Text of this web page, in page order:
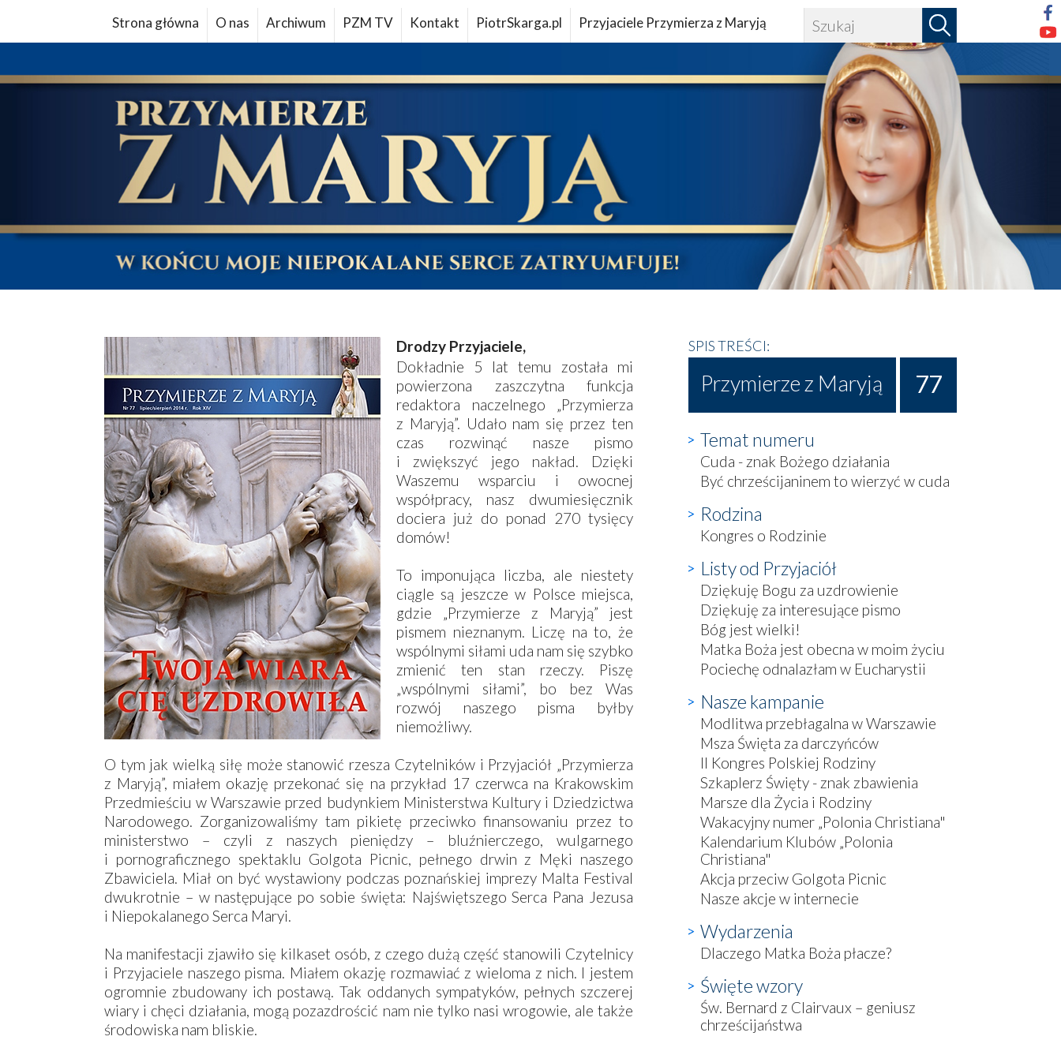
Strona główna O nas Archiwum PZM TV Kontakt PiotrSkarga.pl Przyjaciele Przymierza z Maryją
Drodzy Przyjaciele,
Dokładnie 5 lat temu została mi
powierzona zaszczytna funkcja
redaktora naczelnego „Przymierza
z Maryją”. Udało nam się przez ten
czas rozwinąć nasze pismo
i zwiększyć jego nakład. Dzięki
Waszemu wsparciu i owocnej
współpracy, nasz dwumiesięcznik
dociera już do ponad 270 tysięcy
domów!
To imponująca liczba, ale niestety
ciągle są jeszcze w Polsce miejsca,
gdzie „Przymierze z Maryją” jest
pismem nieznanym. Liczę na to, że
wspólnymi siłami uda nam się szybko
zmienić ten stan rzeczy. Piszę
„wspólnymi siłami”, bo bez Was
rozwój naszego pisma byłby
niemożliwy.
O tym jak wielką siłę może stanowić rzesza Czytelników i Przyjaciół „Przymierza
z Maryją”, miałem okazję przekonać się na przykład 17 czerwca na Krakowskim
Przedmieściu w Warszawie przed budynkiem Ministerstwa Kultury i Dziedzictwa
Narodowego. Zorganizowaliśmy tam pikietę przeciwko finansowaniu przez to
ministerstwo – czyli z naszych pieniędzy – bluźnierczego, wulgarnego
i pornograficznego spektaklu Golgota Picnic, pełnego drwin z Męki naszego
Zbawiciela. Miał on być wystawiony podczas poznańskiej imprezy Malta Festival
dwukrotnie – w następujące po sobie święta: Najświętszego Serca Pana Jezusa
i Niepokalanego Serca Maryi.
Na manifestacji zjawiło się kilkaset osób, z czego dużą część stanowili Czytelnicy
i Przyjaciele naszego pisma. Miałem okazję rozmawiać z wieloma z nich. I jestem
ogromnie zbudowany ich postawą. Tak oddanych sympatyków, pełnych szczerej
wiary i chęci działania, mogą pozazdrościć nam nie tylko nasi wrogowie, ale także
środowiska nam bliskie.
SPIS TREŚCI:
Przymierze z Maryją 77
Temat numeru
Cuda - znak Bożego działania
Być chrześcijaninem to wierzyć w cuda
Rodzina
Kongres o Rodzinie
Listy od Przyjaciół
Dziękuję Bogu za uzdrowienie
Dziękuję za interesujące pismo
Bóg jest wielki!
Matka Boża jest obecna w moim życiu
Pociechę odnalazłam w Eucharystii
Nasze kampanie
Modlitwa przebłagalna w Warszawie
Msza Święta za darczyńców
II Kongres Polskiej Rodziny
Szkaplerz Święty - znak zbawienia
Marsze dla Życia i Rodziny
Wakacyjny numer „Polonia Christiana"
Kalendarium Klubów „Polonia
Christiana"
Akcja przeciw Golgota Picnic
Nasze akcje w internecie
Wydarzenia
Dlaczego Matka Boża płacze?
Święte wzory
Św. Bernard z Clairvaux – geniusz
chrześcijaństwa